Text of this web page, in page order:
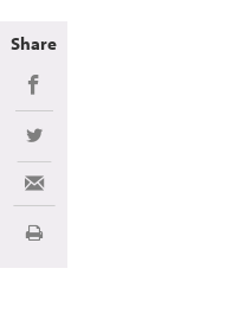
Share
Share on Facebook
Share on Twitter
Share via Email
Imprimir